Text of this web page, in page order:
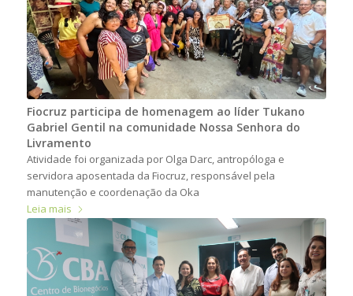
Fiocruz participa de homenagem ao líder Tukano
Gabriel Gentil na comunidade Nossa Senhora do
Livramento
Atividade foi organizada por Olga Darc, antropóloga e
servidora aposentada da Fiocruz, responsável pela
manutenção e coordenação da Oka
Leia mais